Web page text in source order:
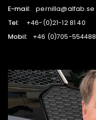
E-mail:
es.bafla@allinrep
Tel:
04 18 21-12(0)-64+
Mobil:
884455-507(0) 64+